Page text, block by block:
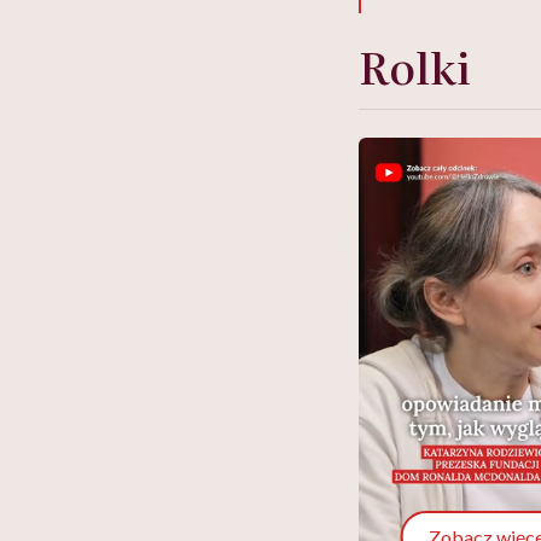
Rolki
Zobacz